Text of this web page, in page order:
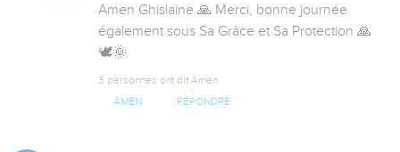
Amen Ghislaine 🙏 Merci, bonne journée
également sous Sa Grâce et Sa Protection 🙏
🕊️🌞
3 personnes ont dit Amen
AMEN RÉPONDRE